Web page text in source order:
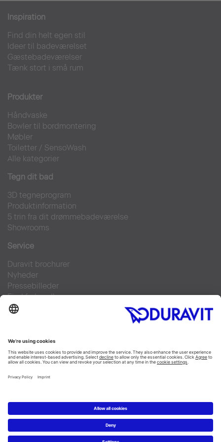
Inspiration
Find din helt egen stil
Ideer til badeværelset
Gæstebadeværelser
Tænk stort i små rum
Produkter
Håndvaske
Bowler til bordmontering
Møbler
Toiletter / SensoWash
Alle kategorier
Tegn dit bad
3D tegneprogram
Produktinformation
5 trin fra dit drømmebadeværelse
Showrooms
Service
Duravit brochurer
Nyheder
Pressebilleder
Find forhandler
Kontakt
Facebook
Instagram
Pinterest
Copyright © 2026 Duravit AG
Impressum|Databeskyttelseserklæring|Cookie settings